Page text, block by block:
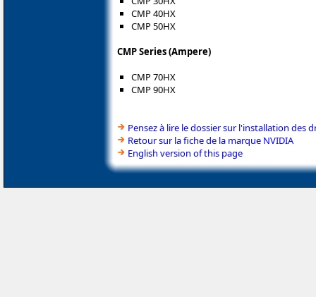
CMP 40HX
CMP 50HX
CMP Series (Ampere)
CMP 70HX
CMP 90HX
Pensez à lire le dossier sur l'installation des
Retour sur la fiche de la marque NVIDIA
English version of this page